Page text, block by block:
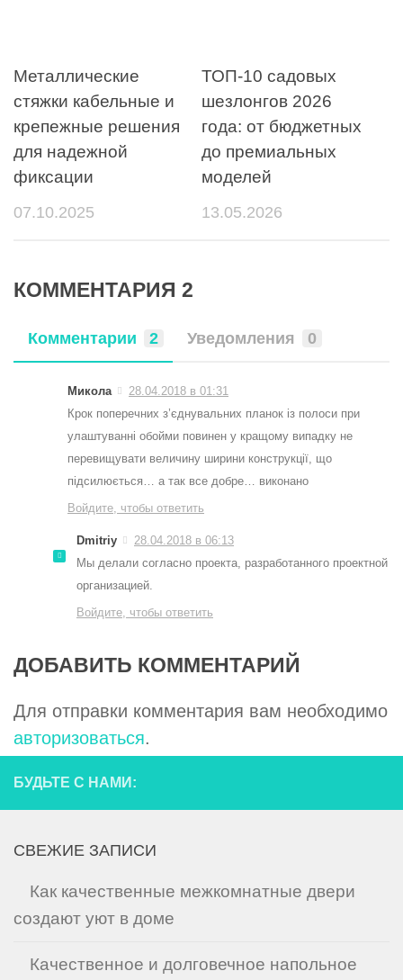
Металлические
стяжки кабельные и
крепежные решения
для надежной
фиксации
07.10.2025
ТОП-10 садовых
шезлонгов 2026
года: от бюджетных
до премиальных
моделей
13.05.2026
КОММЕНТАРИЯ 2
Комментарии 2 Уведомления 0
Микола
28.04.2018 в 01:31
Крок поперечних з’єднувальних планок із полоси при
улаштуванні обойми повинен у кращому випадку не
перевищувати величину ширини конструкції, що
підсилюється… а так все добре… виконано
Войдите, чтобы ответить
Dmitriy
28.04.2018 в 06:13
Мы делали согласно проекта, разработанного проектной
организацией.
Войдите, чтобы ответить
ДОБАВИТЬ КОММЕНТАРИЙ
Для отправки комментария вам необходимо
авторизоваться.
БУДЬТЕ С НАМИ:
СВЕЖИЕ ЗАПИСИ
Как качественные межкомнатные двери
создают уют в доме
Качественное и долговечное напольное